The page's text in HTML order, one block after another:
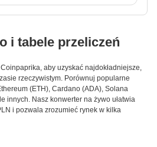
i tabele przeliczeń
aby uzyskać najdokładniejsze,
rzeczywistym. Porównuj popularne
(ETH), Cardano (ADA), Solana
innych. Nasz konwerter na żywo ułatwia
i pozwala zrozumieć rynek w kilka